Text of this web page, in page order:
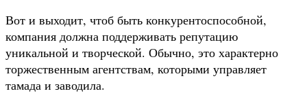
Вот и выходит, чтоб быть конкурентоспособной,
компания должна поддерживать репутацию
уникальной и творческой. Обычно, это характерно
торжественным агентствам, которыми управляет
тамада и заводила.